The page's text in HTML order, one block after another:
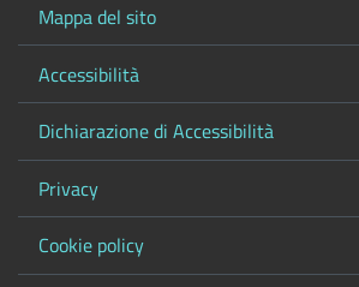
Mappa del sito
Accessibilità
Dichiarazione di Accessibilità
Privacy
Cookie policy